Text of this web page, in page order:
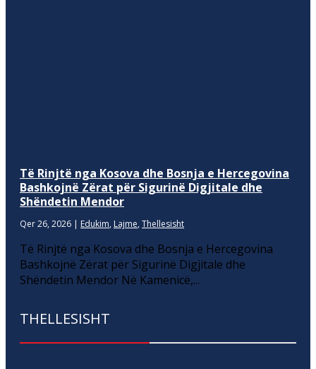
Të Rinjtë nga Kosova dhe Bosnja e Hercegovina
Bashkojnë Zërat për Sigurinë Digjitale dhe
Shëndetin Mendor
Qer 26, 2026 | Edukim, Lajme, Thellesisht
Të Rinjtë nga Kosova dhe Bosnja e Hercegovina
Bashkojnë Zërat për Sigurinë Digjitale dhe
Shëndetin Mendor Në Kamenicë,...
THELLESISHT